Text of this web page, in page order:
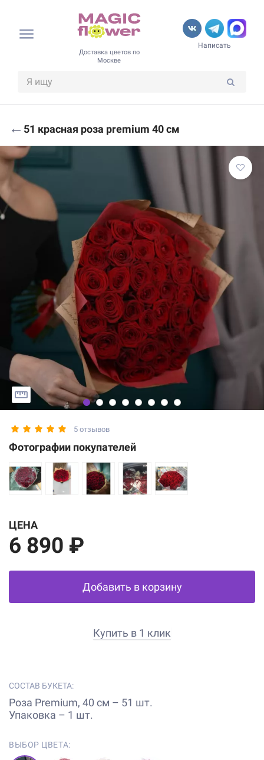
Доставка цветов по
Москве
Написать
← 51 красная роза premium 40 см
5 отзывов
Фотографии покупателей
ЦЕНА
6 890 ₽
Добавить в корзину
Купить в 1 клик
СОСТАВ БУКЕТА:
Роза Premium, 40 см – 51 шт.
Упаковка – 1 шт.
ВЫБОР ЦВЕТА: